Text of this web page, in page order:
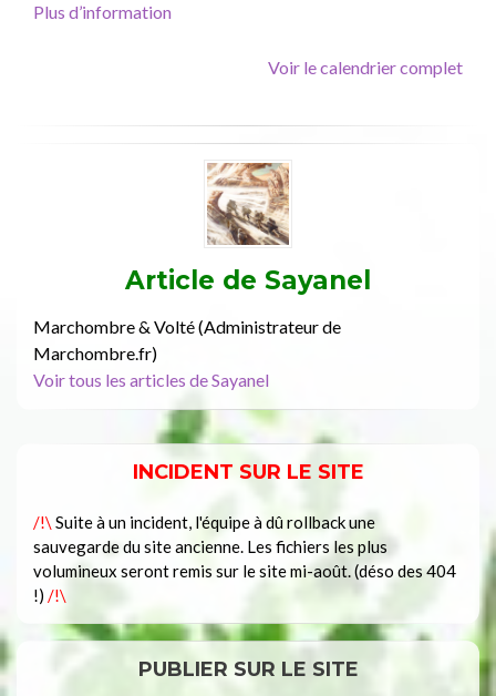
Plus d’information
Voir le calendrier complet
Article de Sayanel
Marchombre & Volté (Administrateur de
Marchombre.fr)
Voir tous les articles de Sayanel
INCIDENT SUR LE SITE
/!\ Suite à un incident, l'équipe à dû rollback une
sauvegarde du site ancienne. Les fichiers les plus
volumineux seront remis sur le site mi-août. (déso des 404
!) /!\
PUBLIER SUR LE SITE